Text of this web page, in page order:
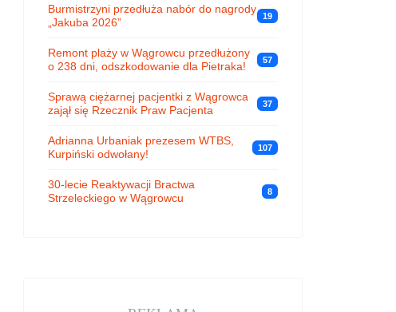
Burmistrzyni przedłuża nabór do nagrody
„Jakuba 2026”
19
Remont plaży w Wągrowcu przedłużony
o 238 dni, odszkodowanie dla Pietraka!
57
Sprawą ciężarnej pacjentki z Wągrowca
zajął się Rzecznik Praw Pacjenta
37
Adrianna Urbaniak prezesem WTBS,
Kurpiński odwołany!
107
30-lecie Reaktywacji Bractwa
Strzeleckiego w Wągrowcu
8